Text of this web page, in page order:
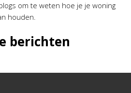
om te weten hoe je je woning
houden.
berichten